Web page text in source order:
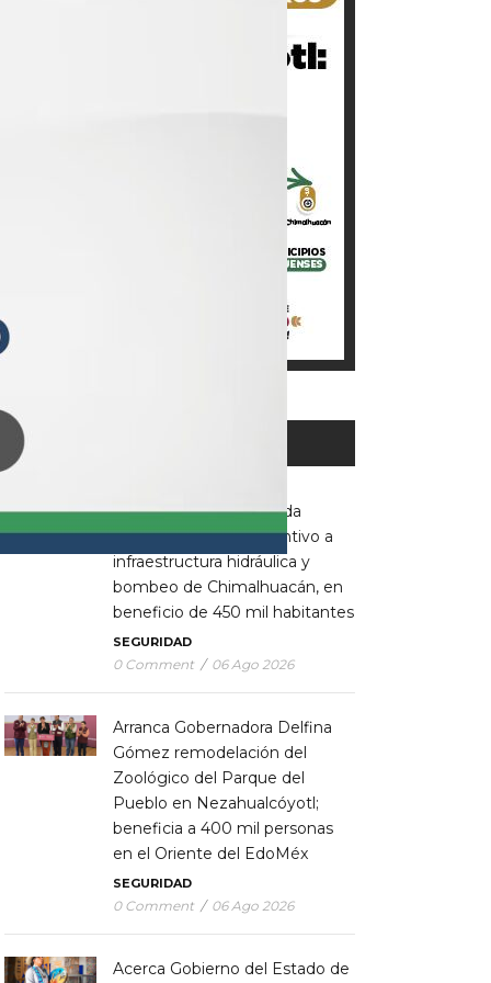
Gobierno del EdoMéx da
mantenimiento preventivo a
infraestructura hidráulica y
bombeo de Chimalhuacán, en
beneficio de 450 mil habitantes
SEGURIDAD
0 Comment / 06 Ago 2026
Arranca Gobernadora Delfina
Gómez remodelación del
Zoológico del Parque del
Pueblo en Nezahualcóyotl;
beneficia a 400 mil personas
en el Oriente del EdoMéx
SEGURIDAD
0 Comment / 06 Ago 2026
Acerca Gobierno del Estado de